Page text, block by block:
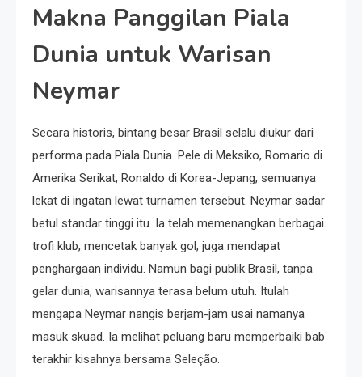
Makna Panggilan Piala
Dunia untuk Warisan
Neymar
Secara historis, bintang besar Brasil selalu diukur dari
performa pada Piala Dunia. Pele di Meksiko, Romario di
Amerika Serikat, Ronaldo di Korea-Jepang, semuanya
lekat di ingatan lewat turnamen tersebut. Neymar sadar
betul standar tinggi itu. Ia telah memenangkan berbagai
trofi klub, mencetak banyak gol, juga mendapat
penghargaan individu. Namun bagi publik Brasil, tanpa
gelar dunia, warisannya terasa belum utuh. Itulah
mengapa Neymar nangis berjam-jam usai namanya
masuk skuad. Ia melihat peluang baru memperbaiki bab
terakhir kisahnya bersama Seleção.